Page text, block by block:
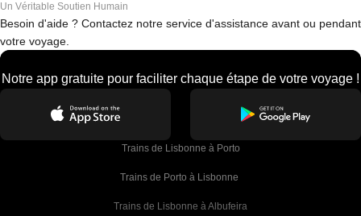
Un Véritable Soutien Humain
Besoin d'aide ? Contactez notre service d'assistance avant ou pendant
votre voyage.
Notre app gratuite pour faciliter chaque étape de votre voyage !
Trains de Lisbonne à Porto
Trains de Porto à Lisbonne
Trains de Lisbonne à Albufeira